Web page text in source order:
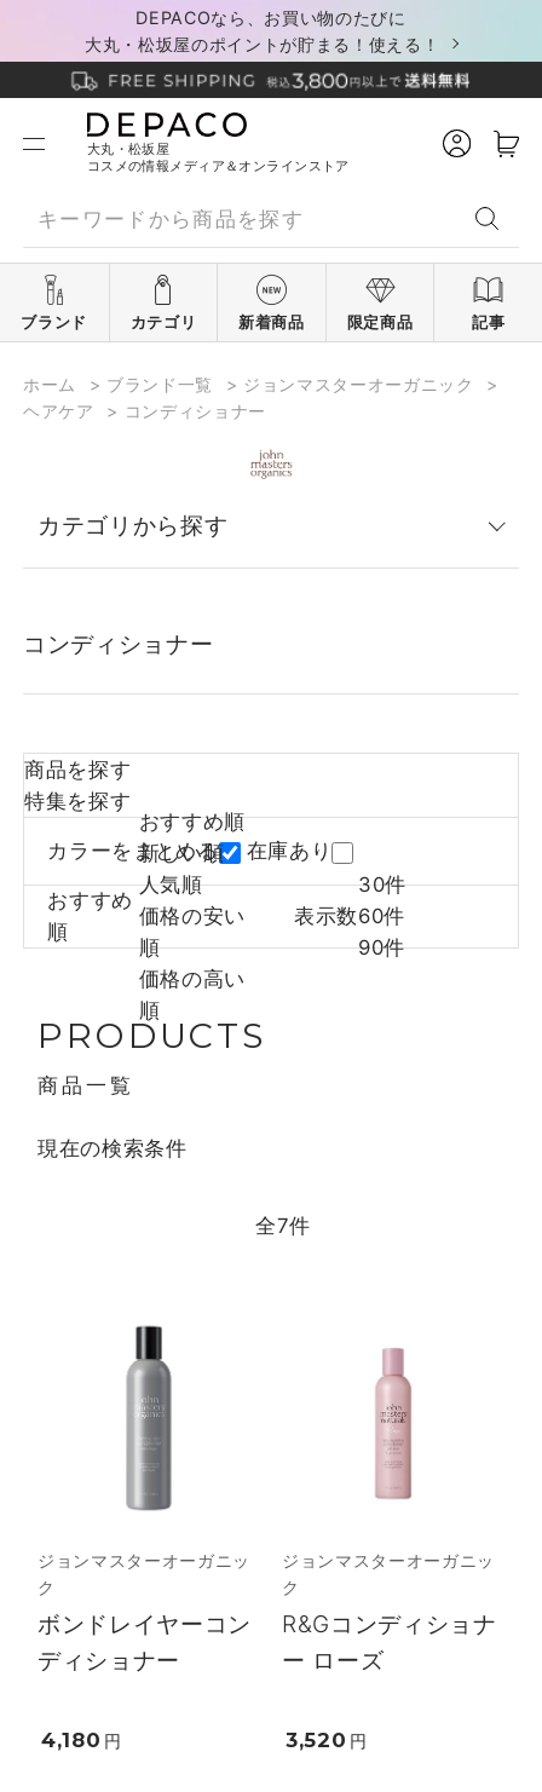
DEPACOなら、お買い物のたびに
大丸・松坂屋のポイントが貯まる！使える！
大丸・松坂屋
コスメの情報メディア＆オンラインストア
ブランド カテゴリ 新着商品 限定商品 記事
ホーム > ブランド一覧 > ジョンマスターオーガニック
>
ヘアケア
> コンディショナー
カテゴリから探す
コンディショナー
商品を探す
特集を探す
カラーをまとめる 在庫あり
おすすめ
順
おすすめ順
新しい順
人気順
価格の安い
順
価格の高い
順
表示数
30件
60件
90件
PRODUCTS
商品一覧
現在の検索条件
全7件
ジョンマスターオーガニッ
ク
ボンドレイヤーコン
ディショナー
4,180 円
ジョンマスターオーガニッ
ク
R&Gコンディショナ
ー ローズ
3,520 円